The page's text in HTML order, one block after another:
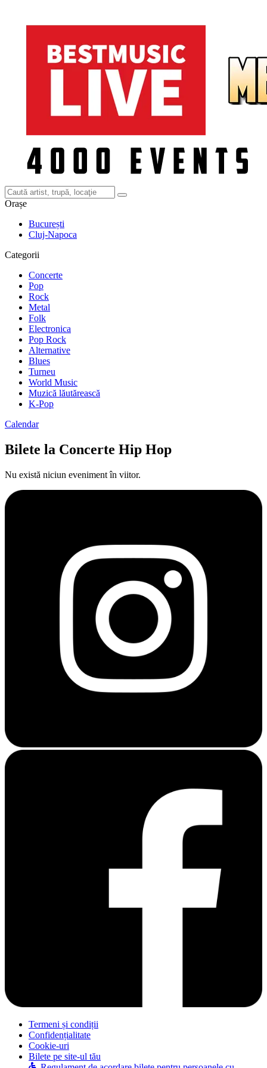
Orașe
București
Cluj-Napoca
Categorii
Concerte
Pop
Rock
Metal
Folk
Electronica
Pop Rock
Alternative
Blues
Turneu
World Music
Muzică lăutărească
K-Pop
Calendar
Bilete la Concerte Hip Hop
Nu există niciun eveniment în viitor.
Termeni și condiții
Confidențialitate
Cookie-uri
Bilete pe site-ul tău